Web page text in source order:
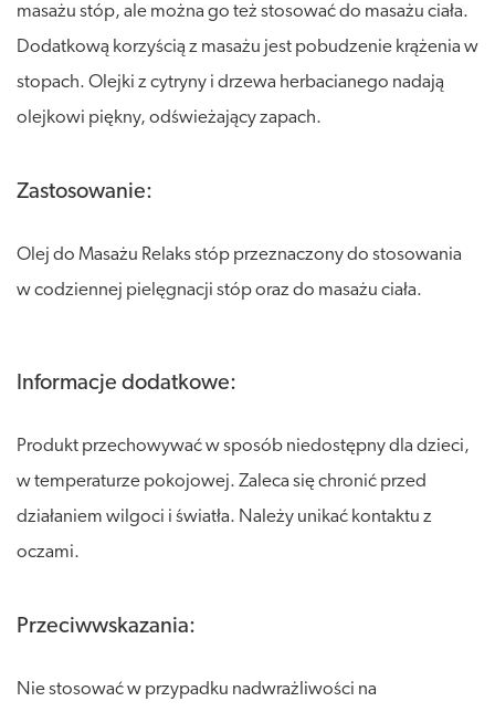
masażu stóp, ale można go też stosować do masażu ciała.
Dodatkową korzyścią z masażu jest pobudzenie krążenia w
stopach. Olejki z cytryny i drzewa herbacianego nadają
olejkowi piękny, odświeżający zapach.
Zastosowanie:
Olej do Masażu Relaks stóp przeznaczony do stosowania
w codziennej pielęgnacji stóp oraz do masażu ciała.
Informacje dodatkowe:
Produkt przechowywać w sposób niedostępny dla dzieci,
w temperaturze pokojowej. Zaleca się chronić przed
działaniem wilgoci i światła. Należy unikać kontaktu z
oczami.
Przeciwwskazania:
Nie stosować w przypadku nadwrażliwości na